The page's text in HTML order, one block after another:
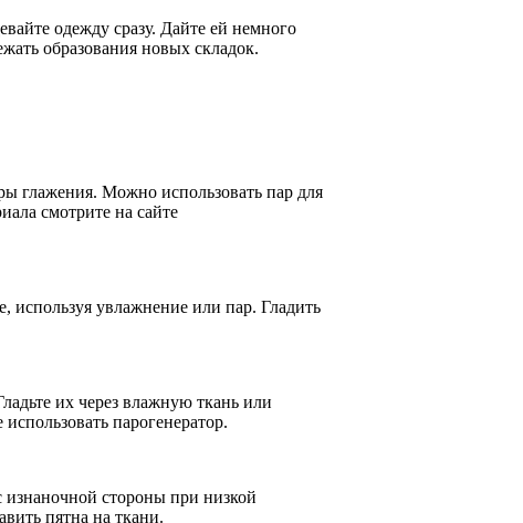
одежду сразу. Дайте ей немного
образования новых складок.
глажения. Можно использовать пар для
смотрите на сайте
используя увлажнение или пар. Гладить
их через влажную ткань или
парогенератор.
изнаночной стороны при низкой
пятна на ткани.